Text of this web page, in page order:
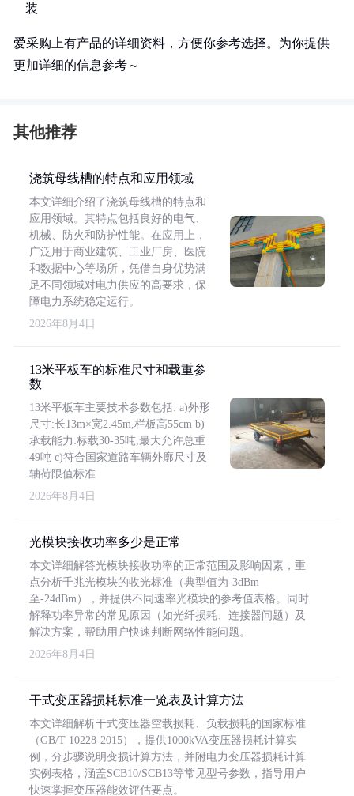
装
爱采购上有产品的详细资料，方便你参考选择。为你提供
更加详细的信息参考～
其他推荐
浇筑母线槽的特点和应用领域
本文详细介绍了浇筑母线槽的特点和
应用领域。其特点包括良好的电气、
机械、防火和防护性能。在应用上，
广泛用于商业建筑、工业厂房、医院
和数据中心等场所，凭借自身优势满
足不同领域对电力供应的高要求，保
障电力系统稳定运行。
2026年8月4日
13米平板车的标准尺寸和载重参
数
13米平板车主要技术参数包括: a)外形
尺寸:长13m×宽2.45m,栏板高55cm b)
承载能力:标载30-35吨,最大允许总重
49吨 c)符合国家道路车辆外廓尺寸及
轴荷限值标准
2026年8月4日
光模块接收功率多少是正常
本文详细解答光模块接收功率的正常范围及影响因素，重
点分析千兆光模块的收光标准（典型值为-3dBm
至-24dBm），并提供不同速率光模块的参考值表格。同时
解释功率异常的常见原因（如光纤损耗、连接器问题）及
解决方案，帮助用户快速判断网络性能问题。
2026年8月4日
干式变压器损耗标准一览表及计算方法
本文详细解析干式变压器空载损耗、负载损耗的国家标准
（GB/T 10228-2015），提供1000kVA变压器损耗计算实
例，分步骤说明变损计算方法，并附电力变压器损耗计算
实例表格，涵盖SCB10/SCB13等常见型号参数，指导用户
快速掌握变压器能效评估要点。